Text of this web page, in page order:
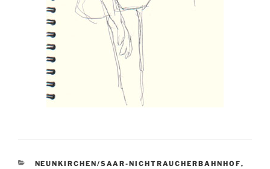
KATEGORIEN
NEUNKIRCHEN/SAAR-NICHTRAUCHERBAHNHOF,